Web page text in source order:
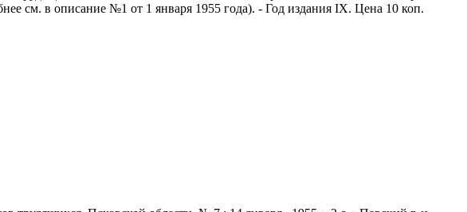
см. в описание №1 от 1 января 1955 года). - Год издания IX. Цена 10 коп.